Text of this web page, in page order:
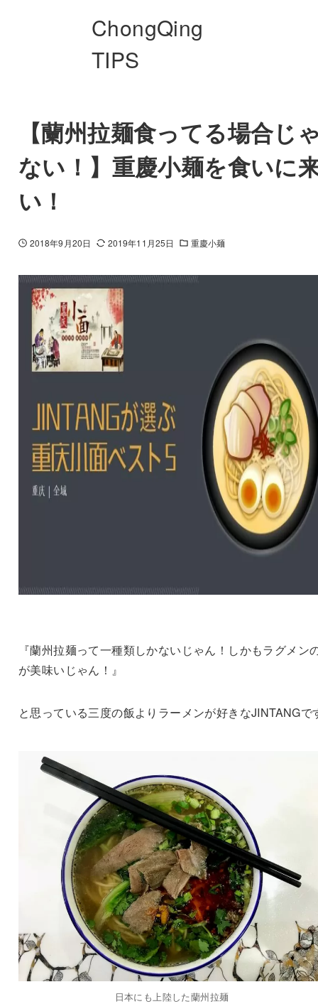
ChongQing
TIPS
【蘭州拉麺食ってる場合じ
ない！】重慶小麺を食いに
い！
2018年9月20日 2019年11月25日 重慶小麺
『蘭州拉麺って一種類しかないじゃん！しかもラグメン
が美味いじゃん！』
と思っている三度の飯よりラーメンが好きなJINTANGで
日本にも上陸した蘭州拉麺